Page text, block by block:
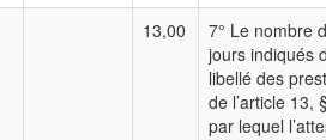
13,00
7° Le nombre
jours indiqués
libellé des
de l’article 13,
par lequel